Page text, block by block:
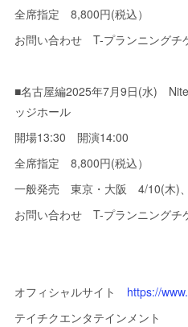
全席指定 8,800円(税込）
お問い合わせ T-プランニング
■名古屋編2025年7月9日(水)
ッジホール
開場13:30 開演14:00
全席指定 8,800円(税込）
一般発売 東京・大阪 4/10(木)
お問い合わせ T-プランニング
オフィシャルサイト https://
テイチクエンタテインメント